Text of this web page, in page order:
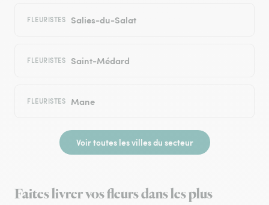
FLEURISTES Salies-du-Salat
FLEURISTES Saint-Médard
FLEURISTES Mane
Voir toutes les villes du secteur
Faites livrer vos fleurs dans les plus